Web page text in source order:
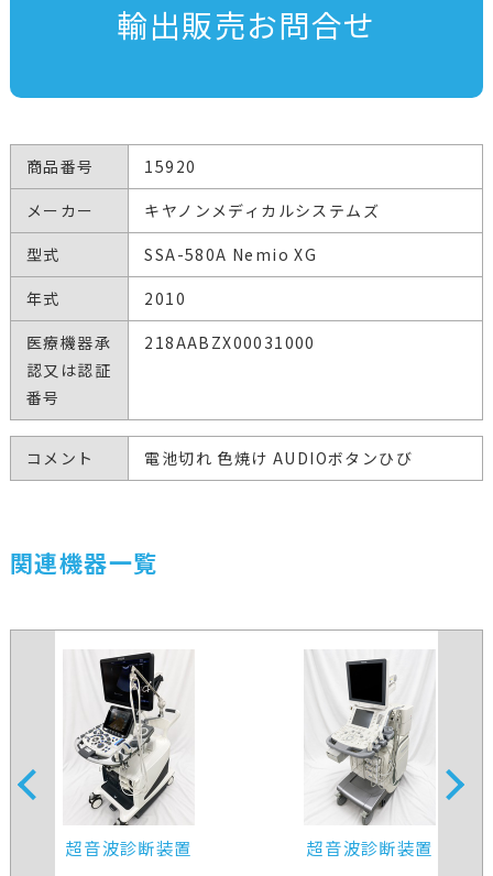
輸出販売お問合せ
商品番号
15920
メーカー
キヤノンメディカルシステムズ
型式
SSA-580A Nemio XG
年式
2010
医療機器承
認又は認証
番号
218AABZX00031000
コメント 電池切れ 色焼け AUDIOボタンひび
関連機器一覧
超音波診断装置 超音波診断装置